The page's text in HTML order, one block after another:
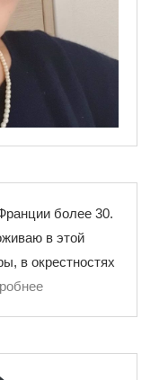
более 30.
в этой
в окрестностях